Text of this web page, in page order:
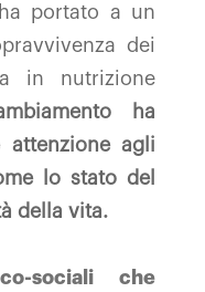
portato a un
dei
in nutrizione
ha
agli
lo stato del
della vita.
sociali che